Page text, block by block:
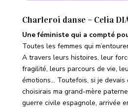
Charleroi danse – Celia
Une féministe qui a compté
Toutes les femmes qui
A travers leurs histoires, leur
fragilité, leurs parcours de vie,
émotions… Toutefois, si je devais
choisirais ma grand-mère
guerre civile espagnole, arrivée